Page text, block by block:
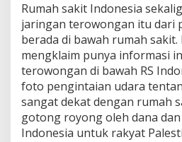
Rumah sakit Indonesia
jaringan terowongan itu dari
berada di bawah rumah
mengklaim punya informasi
terowongan di bawah RS
foto pengintaian udara
sangat dekat dengan rumah
gotong royong oleh dana
Indonesia untuk rakyat